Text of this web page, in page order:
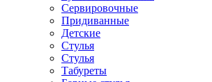
Сервировочные
Придиванные
Детские
Стулья
Стулья
Табуреты